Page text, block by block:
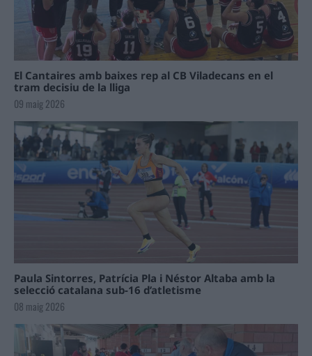
El Cantaires amb baixes rep al CB Viladecans en el
tram decisiu de la lliga
09 maig 2026
Paula Sintorres, Patrícia Pla i Néstor Altaba amb la
selecció catalana sub-16 d’atletisme
08 maig 2026